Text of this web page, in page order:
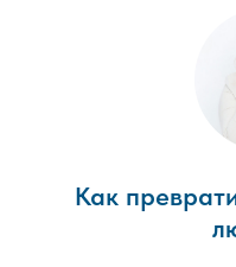
Как